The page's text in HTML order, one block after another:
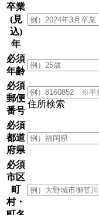
卒業
(見
込)
年
必須
年齢
必須
郵便
番号
住所検索
必須
都道
府県
必須
市区
町
村・